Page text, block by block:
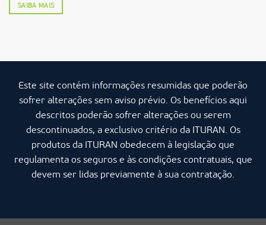
SAIBA MAIS
Este site contém informações resumidas que poderão
sofrer alterações sem aviso prévio. Os benefícios aqui
descritos poderão sofrer alterações ou serem
descontinuados, a exclusivo critério da ITURAN. Os
produtos da ITURAN obedecem à legislação que
regulamenta os seguros e às condições contratuais, que
devem ser lidas previamente à sua contratação.